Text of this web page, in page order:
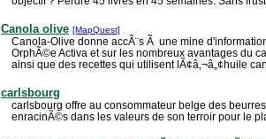
Canola olive [MapQuest]
Canola-Olive donne accÃ¨s Ã une mine
OrphÃ©e Activa et sur les nombreux avantages du
ainsi que des recettes qui utilisent lÃ¢â‚¬â„¢huile
carlsbourg
carlsbourg offre au consommateur belge des
enracinÃ©s dans les valeurs de son terroir pour le